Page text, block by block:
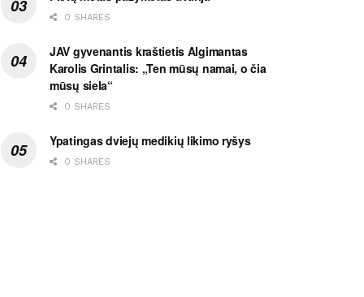
0 SHARES
JAV gyvenantis kraštietis Algimantas
Karolis Grintalis: „Ten mūsų namai, o čia
mūsų siela“
0 SHARES
Ypatingas dviejų medikių likimo ryšys
0 SHARES